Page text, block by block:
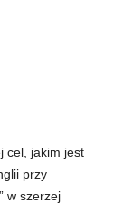
cel, jakim jest
przy
w szerzej